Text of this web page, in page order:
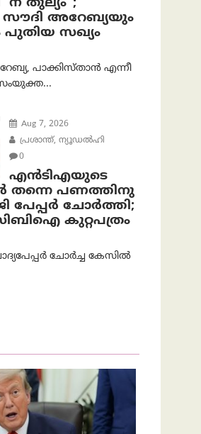
അറേബ്യയും
പുതിയ സഖ്യം
പാക്കിസ്താന്‍ എന്നീ
Aug 7, 2026
പ്രശാന്ത്, ന്യൂഡല്‍ഹി
0
എൻ‌ടി‌എയുടെ
തന്നെ പണത്തിനു
പേപ്പർ ചോർത്തി;
കുറ്റപത്രം
ചോർച്ച കേസിൽ